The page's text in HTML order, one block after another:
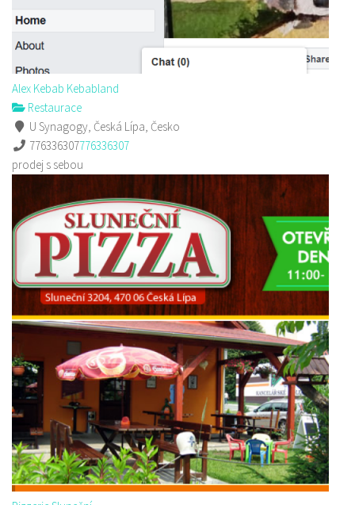
Alex Kebab Kebabland
Restaurace
U Synagogy, Česká Lípa, Česko
776336307776336307
prodej s sebou